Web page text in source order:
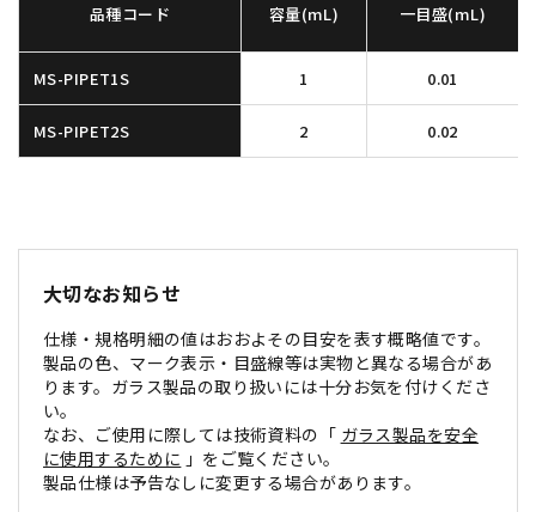
品種コード 容量(mL) 一目盛(mL)
MS-PIPET1S 1 0.01
MS-PIPET2S 2 0.02
大切なお知らせ
仕様・規格明細の値はおおよその目安を表す概略値です。
製品の色、マーク表示・目盛線等は実物と異なる場合があ
ります。ガラス製品の取り扱いには十分お気を付けくださ
い。
なお、ご使用に際しては技術資料の「 ガラス製品を安全
に使用するために 」をご覧ください。
製品仕様は予告なしに変更する場合があります。